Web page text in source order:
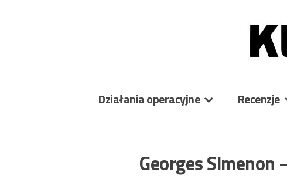
Działania operacyjne Recenzje
Georges